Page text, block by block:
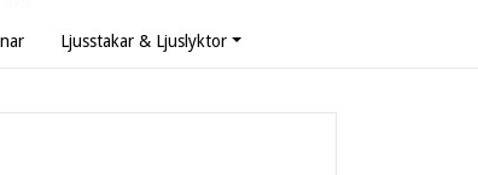
Ljusstakar & Ljuslyktor